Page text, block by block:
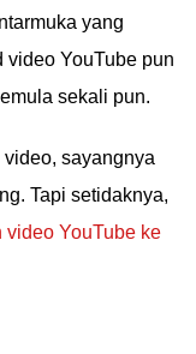
yang
YouTube pun
sekali pun.
sayangnya
Tapi setidaknya,
video YouTube ke